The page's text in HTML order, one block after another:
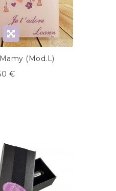
(Mod.L)
€